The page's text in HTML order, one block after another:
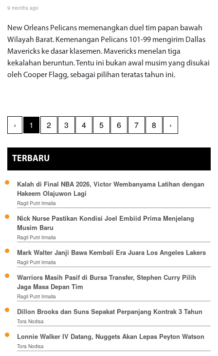
9 months ago
New Orleans Pelicans memenangkan duel tim papan bawah
Wilayah Barat. Kemenangan Pelicans 101-99 mengirim Dallas
Mavericks ke dasar klasemen. Mavericks menelan tiga
kekalahan beruntun. Tentu ini bukan awal musim yang disukai
oleh Cooper Flagg, sebagai pilihan teratas tahun ini.
‹ 1 2 3 4 5 6 7 8 ›
TERBARU
Kalah di Final NBA 2026, Victor Wembanyama Latihan dengan
Hakeem Olajuwon Lagi
Ragil Putri Irmalia
Nick Nurse Pastikan Kondisi Joel Embiid Prima Menjelang
Musim Baru
Ragil Putri Irmalia
Mark Walter Janji Bawa Kembali Era Juara Los Angeles Lakers
Ragil Putri Irmalia
Warriors Masih Pasif di Bursa Transfer, Stephen Curry Pilih
Jaga Masa Depan Tim
Ragil Putri Irmalia
Dillon Brooks dan Suns Sepakat Perpanjang Kontrak 3 Tahun
Tora Nodisa
Lonnie Walker IV Datang, Nuggets Akan Lepas Peyton Watson
Tora Nodisa